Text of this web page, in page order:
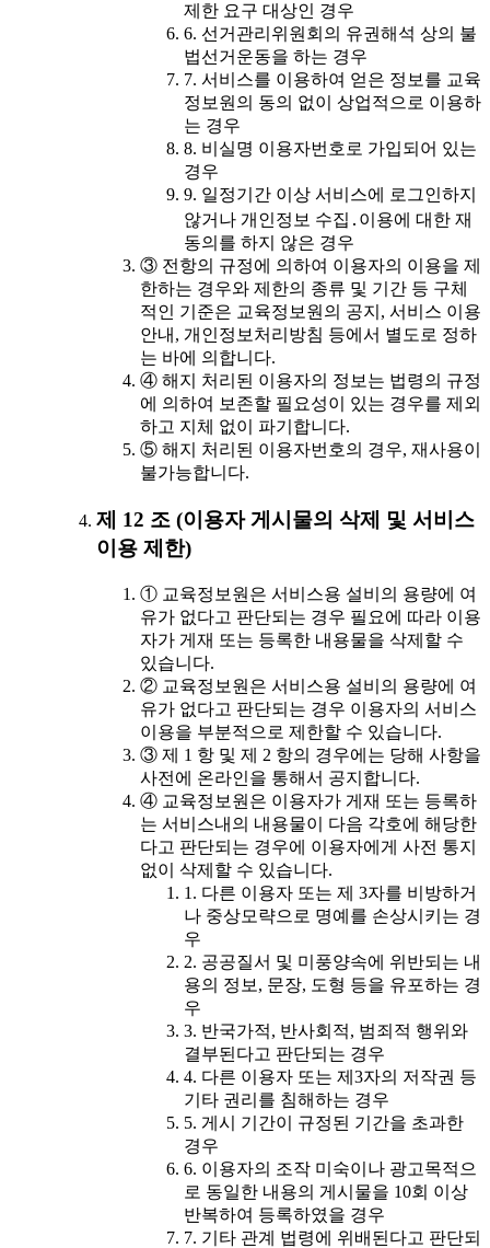
제한 요구 대상인 경우
6. 선거관리위원회의 유권해석 상의 불
법선거운동을 하는 경우
7. 서비스를 이용하여 얻은 정보를 교육
정보원의 동의 없이 상업적으로 이용하
는 경우
8. 비실명 이용자번호로 가입되어 있는
경우
9. 일정기간 이상 서비스에 로그인하지
않거나 개인정보 수집․이용에 대한 재
동의를 하지 않은 경우
③ 전항의 규정에 의하여 이용자의 이용을 제
한하는 경우와 제한의 종류 및 기간 등 구체
적인 기준은 교육정보원의 공지, 서비스 이용
안내, 개인정보처리방침 등에서 별도로 정하
는 바에 의합니다.
④ 해지 처리된 이용자의 정보는 법령의 규정
에 의하여 보존할 필요성이 있는 경우를 제외
하고 지체 없이 파기합니다.
⑤ 해지 처리된 이용자번호의 경우, 재사용이
불가능합니다.
제 12 조 (이용자 게시물의 삭제 및 서비스
이용 제한)
① 교육정보원은 서비스용 설비의 용량에 여
유가 없다고 판단되는 경우 필요에 따라 이용
자가 게재 또는 등록한 내용물을 삭제할 수
있습니다.
② 교육정보원은 서비스용 설비의 용량에 여
유가 없다고 판단되는 경우 이용자의 서비스
이용을 부분적으로 제한할 수 있습니다.
③ 제 1 항 및 제 2 항의 경우에는 당해 사항을
사전에 온라인을 통해서 공지합니다.
④ 교육정보원은 이용자가 게재 또는 등록하
는 서비스내의 내용물이 다음 각호에 해당한
다고 판단되는 경우에 이용자에게 사전 통지
없이 삭제할 수 있습니다.
1. 다른 이용자 또는 제 3자를 비방하거
나 중상모략으로 명예를 손상시키는 경
우
2. 공공질서 및 미풍양속에 위반되는 내
용의 정보, 문장, 도형 등을 유포하는 경
우
3. 반국가적, 반사회적, 범죄적 행위와
결부된다고 판단되는 경우
4. 다른 이용자 또는 제3자의 저작권 등
기타 권리를 침해하는 경우
5. 게시 기간이 규정된 기간을 초과한
경우
6. 이용자의 조작 미숙이나 광고목적으
로 동일한 내용의 게시물을 10회 이상
반복하여 등록하였을 경우
7. 기타 관계 법령에 위배된다고 판단되